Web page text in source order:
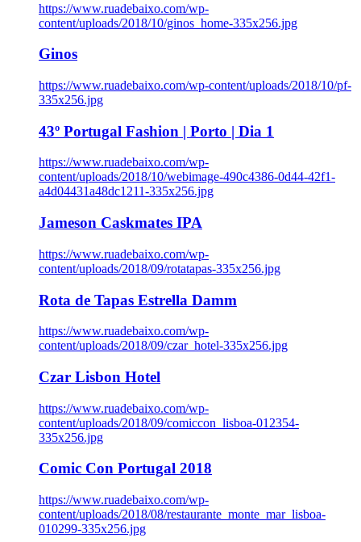
https://www.ruadebaixo.com/wp-
content/uploads/2018/10/ginos_home-335x256.jpg
Ginos
https://www.ruadebaixo.com/wp-content/uploads/2018/10/pf-
335x256.jpg
43º Portugal Fashion | Porto | Dia 1
https://www.ruadebaixo.com/wp-
content/uploads/2018/10/webimage-490c4386-0d44-42f1-
a4d04431a48dc1211-335x256.jpg
Jameson Caskmates IPA
https://www.ruadebaixo.com/wp-
content/uploads/2018/09/rotatapas-335x256.jpg
Rota de Tapas Estrella Damm
https://www.ruadebaixo.com/wp-
content/uploads/2018/09/czar_hotel-335x256.jpg
Czar Lisbon Hotel
https://www.ruadebaixo.com/wp-
content/uploads/2018/09/comiccon_lisboa-012354-
335x256.jpg
Comic Con Portugal 2018
https://www.ruadebaixo.com/wp-
content/uploads/2018/08/restaurante_monte_mar_lisboa-
010299-335x256.jpg